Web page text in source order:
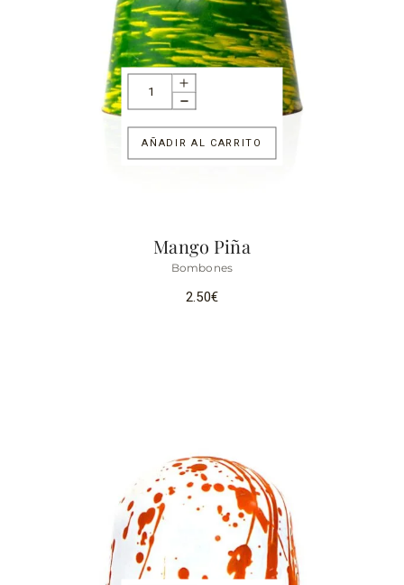
AÑADIR AL CARRITO
Mango Piña
Bombones
2.50€